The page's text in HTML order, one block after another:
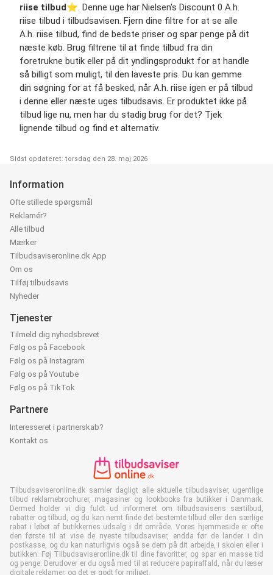
riise tilbud⭐️. Denne uge har Nielsen's Discount 0 A.h.
riise tilbud i tilbudsavisen. Fjern dine filtre for at se alle
A.h. riise tilbud, find de bedste priser og spar penge på dit
næste køb. Brug filtrene til at finde tilbud fra din
foretrukne butik eller på dit yndlingsprodukt for at handle
så billigt som muligt, til den laveste pris. Du kan gemme
din søgning for at få besked, når A.h. riise igen er på tilbud
i denne eller næste uges tilbudsavis. Er produktet ikke på
tilbud lige nu, men har du stadig brug for det? Tjek
lignende tilbud og find et alternativ.
Sidst opdateret: torsdag den 28. maj 2026
Information
Ofte stillede spørgsmål
Reklamér?
Alle tilbud
Mærker
Tilbudsaviseronline.dk App
Om os
Tilføj tilbudsavis
Nyheder
Tjenester
Tilmeld dig nyhedsbrevet
Følg os på Facebook
Følg os på Instagram
Følg os på Youtube
Følg os på TikTok
Partnere
Interesseret i partnerskab?
Kontakt os
Tilbudsaviseronline.dk samler dagligt alle aktuelle tilbudsaviser, ugentlige
tilbud reklamebrochurer, magasiner og lookbooks fra butikker i Danmark.
Dermed holder vi dig fuldt ud informeret om tilbudsavisens særtilbud,
rabatter og tilbud, og du kan nemt finde det bestemte tilbud eller den særlige
rabat i løbet af butikkernes udsalg i dit område. Vores hjemmeside er ofte
den første til at vise de nyeste tilbudsaviser, endda før de lander i din
postkasse, og du kan naturligvis også se dem på dit arbejde, i skolen eller i
butikken. Føj Tilbudsaviseronline.dk til dine favoritter, og spar en masse tid
og penge. Derudover er du også med til at reducere papiraffald, når du læser
digitale reklamer, og det er godt for miljøet.